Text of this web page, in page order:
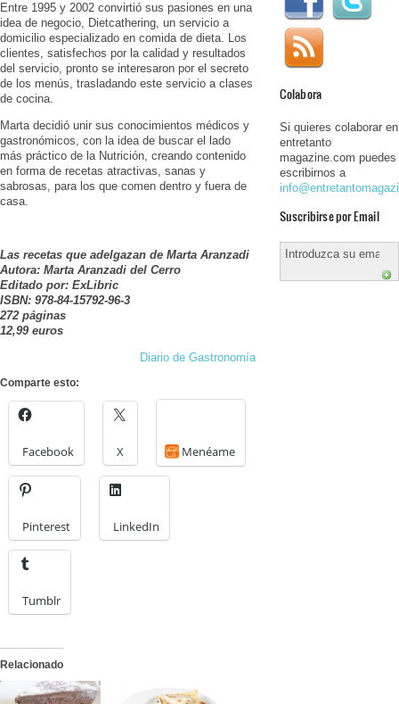
Entre 1995 y 2002 convirtió sus pasiones en una
idea de negocio, Dietcathering, un servicio a
domicilio especializado en comida de dieta. Los
clientes, satisfechos por la calidad y resultados
del servicio, pronto se interesaron por el secreto
de los menús, trasladando este servicio a clases
de cocina.
Marta decidió unir sus conocimientos médicos y
gastronómicos, con la idea de buscar el lado
más práctico de la Nutrición, creando contenido
en forma de recetas atractivas, sanas y
sabrosas, para los que comen dentro y fuera de
casa.
Las recetas que adelgazan de Marta Aranzadi
Autora: Marta Aranzadi del Cerro
Editado por: ExLibric
ISBN: 978-84-15792-96-3
272 páginas
12,99 euros
Diario de Gastronomía
Comparte esto:
Facebook X Menéame
Pinterest LinkedIn
Tumblr
Relacionado
Colabora
Si quieres colaborar en
entretanto
magazine.com puedes
escribirnos a
Suscribirse por Email